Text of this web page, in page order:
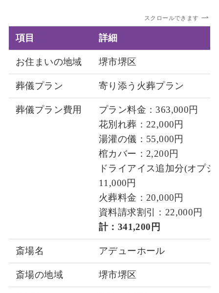
スクロールできます
項目 詳細
お住まいの地域 堺市堺区
葬儀プラン 寄り添う火葬プラン
葬儀プラン費用
プラン料金：363,000円
花別れ葬：22,000円
湯灌の儀：55,000円
棺カバー：2,200円
ドライアイス追加分(オプシ
11,000円
火葬料金：20,000円
資料請求割引：22,000円
計：341,200円
斎場名 アデューホール
斎場の地域 堺市堺区